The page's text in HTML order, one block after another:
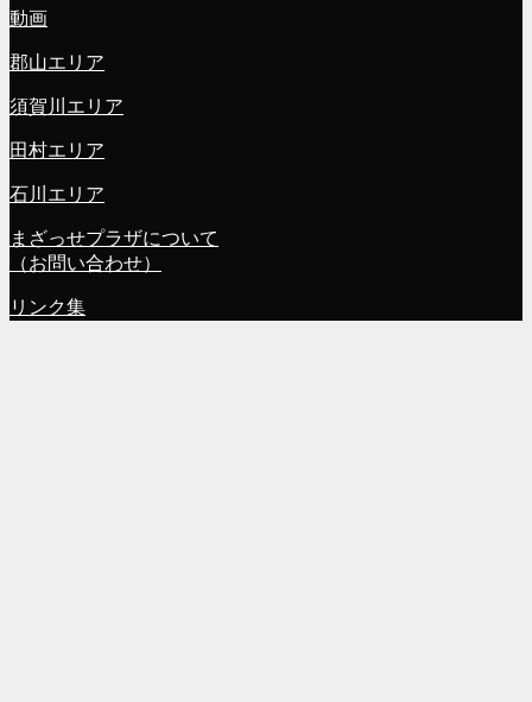
動画
郡山エリア
須賀川エリア
田村エリア
石川エリア
まざっせプラザについて
（お問い合わせ）
リンク集